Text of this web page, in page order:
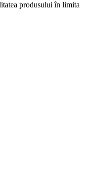
produsului în limita